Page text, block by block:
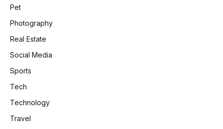
Pet
Photography
Real Estate
Social Media
Sports
Tech
Technology
Travel